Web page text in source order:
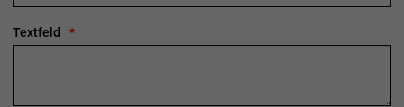
Textfeld